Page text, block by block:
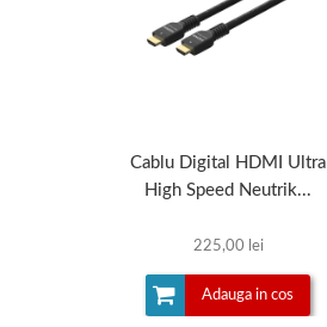
Cablu Digital HDMI Ultra
High Speed Neutrik...
225,00 lei
Adauga in cos